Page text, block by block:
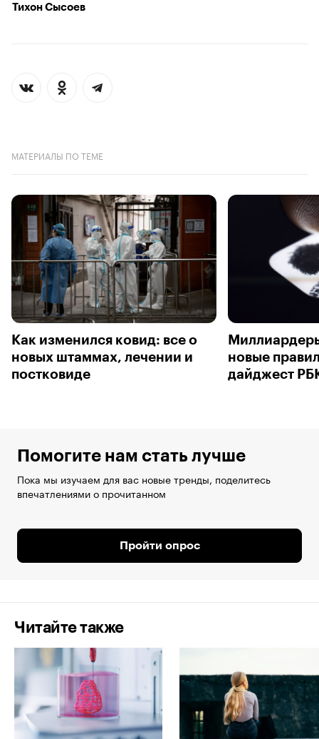
Тихон Сысоев
МАТЕРИАЛЫ ПО ТЕМЕ
Как изменился ковид: все о
новых штаммах, лечении и
постковиде
новые
дайджест
Помогите нам стать лучше
Пока мы изучаем для вас новые тренды, поделитесь
впечатлениями о прочитанном
Пройти опрос
Читайте также